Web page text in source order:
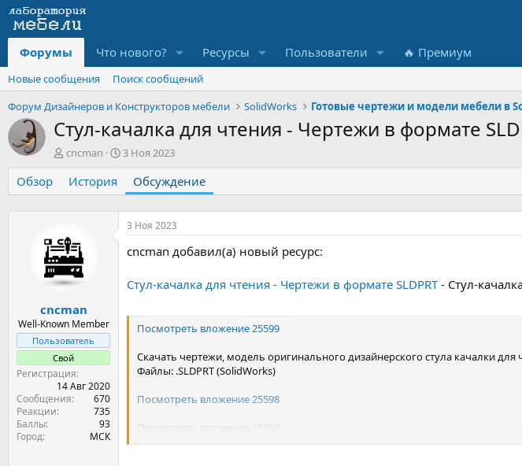
Форумы Что нового? Ресурсы Пользователи 🔥 Премиум
Новые сообщения
Поиск сообщений
Форум Дизайнеров и Конструкторов мебели
SolidWorks
Стул-качалка для чтения - Чертежи в формате
А
т
о
е
м
ы
cncman
Д
а
н
ч
а
3 Ноя 2023
Обзор История Обсуждение
cncman
Well-Known Member
Пользователь
Свой
Регистрация
14 Авг 2020
Сообщения
670
Реакции
735
Баллы
93
Город
МСК
3 Ноя 2023
cncman добавил(а) новый ресурс:
Стул-качалка для чтения - Чертежи в формате SLDPRT- Стул-
Посмотреть вложение 25599
Скачать чертежи, модель оригинального дизайнерского стула качалки для
Файлы: .SLDPRT (SolidWorks)
Посмотреть вложение 25598
Посмотреть вложение 25597